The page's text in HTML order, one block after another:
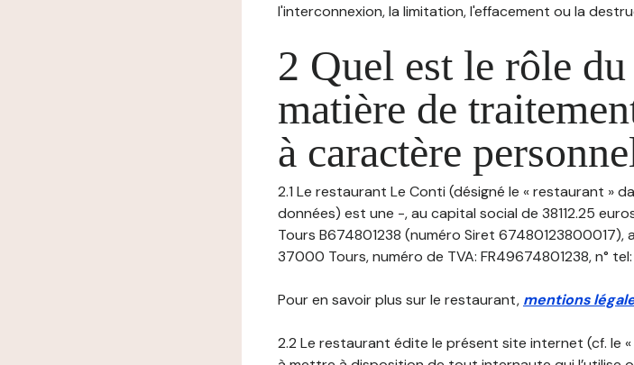
l'interconnexion, la limitation, l'effacement ou la
2 Quel est le rôle
matière de
à caractère
2.1 Le restaurant Le Conti (désigné le « restaurant »
données) est une -, au capital social de 38112.25
Tours B674801238 (numéro Siret 67480123800017),
37000 Tours, numéro de TVA: FR49674801238, n°
Pour en savoir plus sur le restaurant, mentions
2.2 Le restaurant édite le présent site internet (cf. le